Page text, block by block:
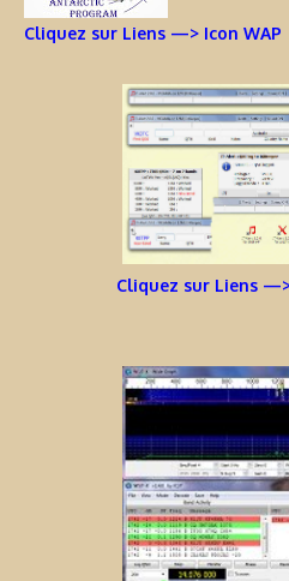
Cliquez sur Liens —> Icon WAP
Cliquez sur Liens